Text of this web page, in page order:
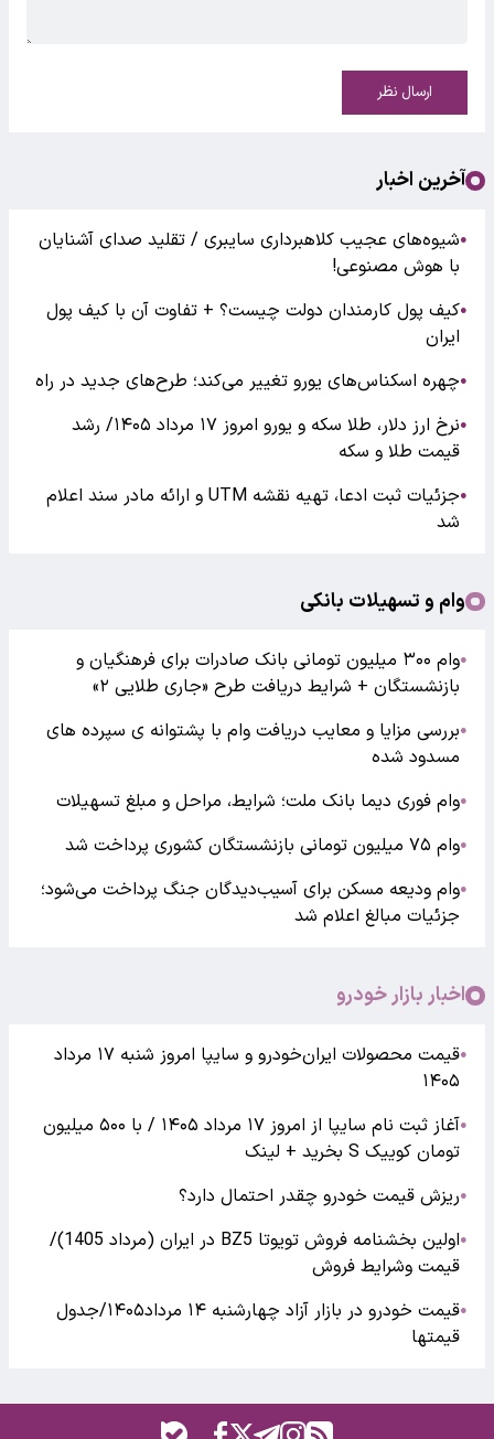
ارسال نظر
آخرین اخبار
●شیوه‌های عجیب کلاهبرداری سایبری / تقلید صدای آشنایان
با هوش مصنوعی!
●کیف پول کارمندان دولت چیست؟ + تفاوت آن با کیف پول
ایران
●چهره اسکناس‌های یورو تغییر می‌کند؛ طرح‌های جدید در راه
●
نرخ ارز دلار، طلا سکه و یورو امروز ۱۷ مرداد ۱۴۰۵/ رشد
قیمت طلا و سکه
●
جزئیات ثبت ادعا، تهیه نقشه UTM و ارائه مادر سند اعلام
شد
وام و تسهیلات بانکی
●
وام ۳۰۰ میلیون تومانی بانک صادرات برای فرهنگیان و
بازنشستگان + شرایط دریافت طرح «جاری طلایی ۲»
●بررسی مزایا و معایب دریافت وام با پشتوانه ی سپرده های
مسدود شده
●وام فوری دیما بانک ملت؛ شرایط، مراحل و مبلغ تسهیلات
●وام ۷۵ میلیون تومانی بازنشستگان کشوری پرداخت شد
●وام ودیعه مسکن برای آسیب‌دیدگان جنگ پرداخت می‌شود؛
جزئیات مبالغ اعلام شد
اخبار بازار خودرو
●
قیمت محصولات ایران‌خودرو و سایپا امروز شنبه ۱۷ مرداد
۱۴۰۵
●
آغاز ثبت نام سایپا از امروز ۱۷ مرداد ۱۴۰۵ / با ۵۰۰ میلیون
تومان کوییک S بخرید + لینک
●ریزش قیمت خودرو چقدر احتمال دارد؟
●
اولین بخشنامه فروش تویوتا BZ5 در ایران (مرداد 1405)/
قیمت وشرایط فروش
●
قیمت خودرو در بازار آزاد چهارشنبه ۱۴ مرداد۱۴۰۵/جدول
قیمتها